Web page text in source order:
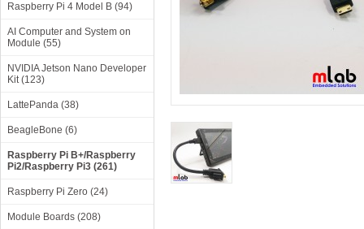
Raspberry Pi 4 Model B (94)
AI Computer and System on
Module (55)
NVIDIA Jetson Nano Developer
Kit (123)
LattePanda (38)
BeagleBone (6)
Raspberry Pi B+/Raspberry
Pi2/Raspberry Pi3 (261)
Raspberry Pi Zero (24)
Module Boards (208)